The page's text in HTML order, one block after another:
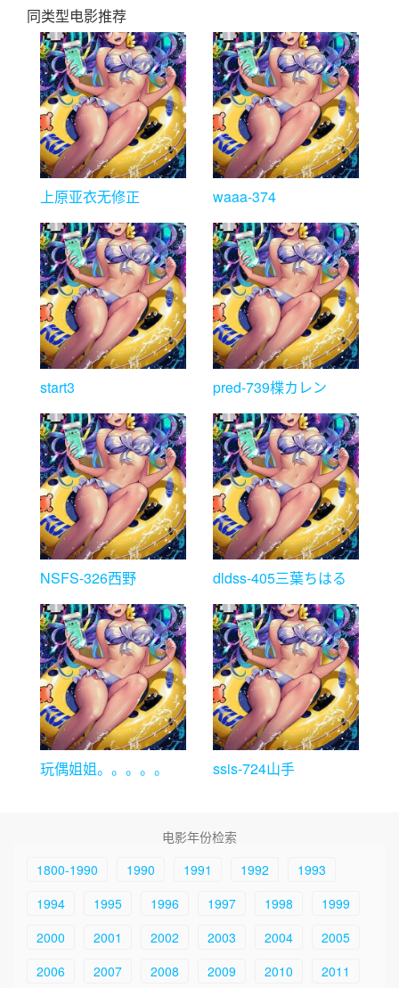
同类型电影推荐
上原亚衣无修正 waaa-374
start3 pred-739楪カレン
NSFS-326西野 dldss-405三葉ちはる
玩偶姐姐。。。。。 ssis-724山手
电影年份检索
1800-1990
1990 1991 1992
1993
1994
1995 1996 1997 1998
1999
2000
2001 2002 2003 2004
2005
2006
2007 2008 2009 2010 2011